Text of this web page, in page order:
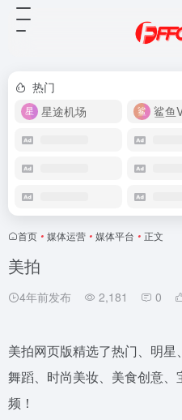
热门
星途机场
鲨鱼
首页 • 媒体运营 • 媒体平台 • 正文
美拍
4年前发布 2,181 0
美拍网页版精选了热门、明
舞蹈、时尚美妆、美食创意
频！